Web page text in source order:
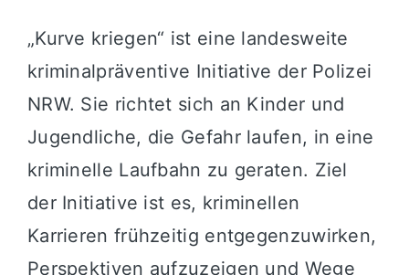
„Kurve kriegen“ ist eine landesweite
kriminalpräventive Initiative der Polizei
NRW. Sie richtet sich an Kinder und
Jugendliche, die Gefahr laufen, in eine
kriminelle Laufbahn zu geraten. Ziel
der Initiative ist es, kriminellen
Karrieren frühzeitig entgegenzuwirken,
Perspektiven aufzuzeigen und Wege